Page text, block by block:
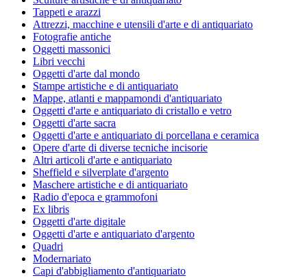
Tappeti e arazzi
Attrezzi, macchine e utensili d'arte e di antiquariato
Fotografie antiche
Oggetti massonici
Libri vecchi
Oggetti d'arte dal mondo
Stampe artistiche e di antiquariato
Mappe, atlanti e mappamondi d'antiquariato
Oggetti d'arte e antiquariato di cristallo e vetro
Oggetti d'arte sacra
Oggetti d'arte e antiquariato di porcellana e ceramica
Opere d'arte di diverse tecniche incisorie
Altri articoli d'arte e antiquariato
Sheffield e silverplate d'argento
Maschere artistiche e di antiquariato
Radio d'epoca e grammofoni
Ex libris
Oggetti d'arte digitale
Oggetti d'arte e antiquariato d'argento
Quadri
Modernariato
Capi d'abbigliamento d'antiquariato